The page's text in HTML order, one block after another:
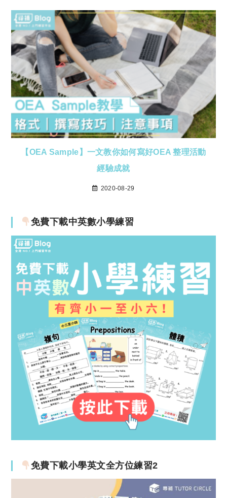
【OEA Sample】一文教你如何寫好OEA 整理活動
經驗成就
2020-08-29
免費下載中英數小學練習
免費下載小學英文全方位練習2